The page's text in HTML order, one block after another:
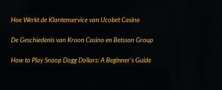
Hoe Werkt de Klantenservice van Ucobet Casino
De Geschiedenis van Kroon Casino en Betsson Group
How to Play Snoop Dogg Dollars: A Beginner’s Guide